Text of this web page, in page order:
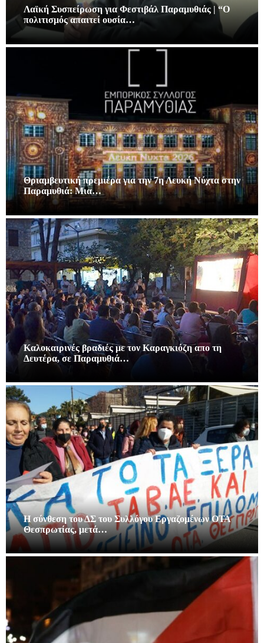
Λαϊκή Συσπείρωση για Φεστιβάλ Παραμυθιάς | “Ο
πολιτισμός απαιτεί ουσία…
Θριαμβευτική πρεμιέρα για την 7η Λευκή Νύχτα στην
Παραμυθιά: Μια…
Καλοκαιρινές βραδιές με τον Καραγκιόζη απο τη
Δευτέρα, σε Παραμυθιά…
Η σύνθεση του ΔΣ του Συλλόγου Εργαζομένων ΟΤΑ
Θεσπρωτίας, μετά…